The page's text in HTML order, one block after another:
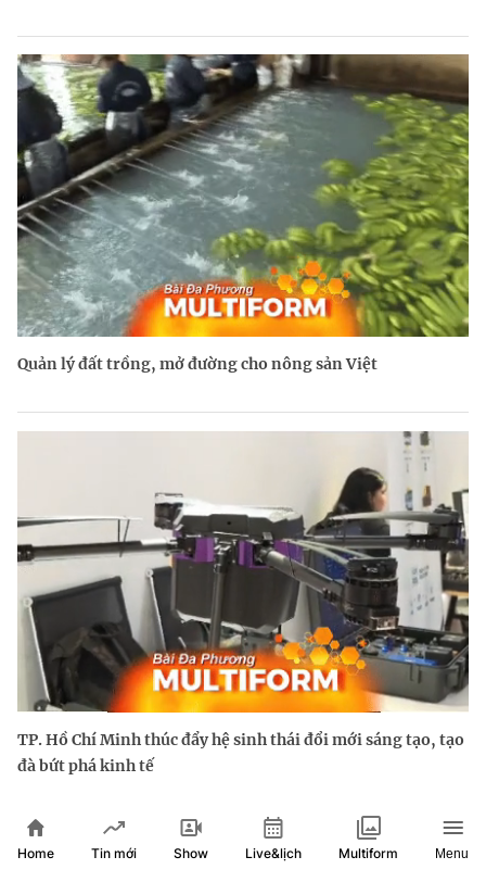
Quản lý đất trồng, mở đường cho nông sản Việt
TP. Hồ Chí Minh thúc đẩy hệ sinh thái đổi mới sáng tạo, tạo
đà bứt phá kinh tế
Home Tin mới Show Live&lịch Multiform Menu